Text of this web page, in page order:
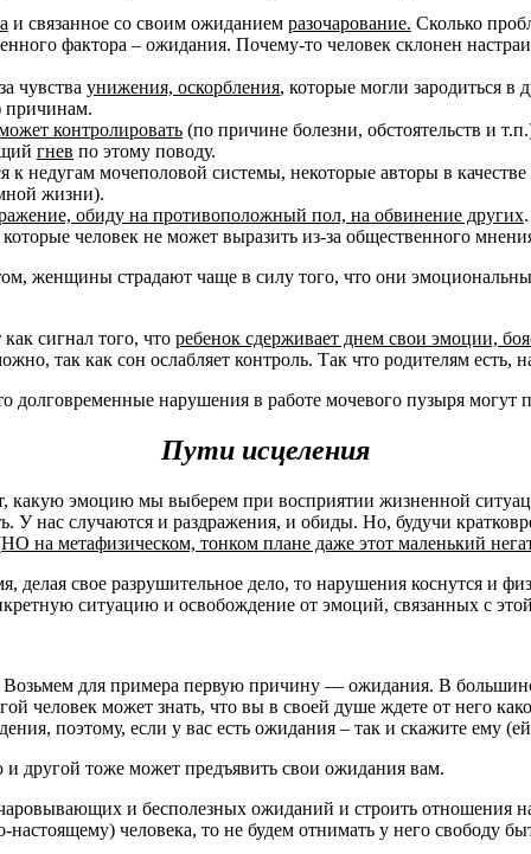
и связанное со своим ожиданием разочарование. Сколько
фактора – ожидания. Почему-то человек склонен
чувства унижения, оскорбления, которые могли зародиться в
причинам.
контролировать (по причине болезни, обстоятельств и
гнев по этому поводу.
к недугам мочеполовой системы, некоторые авторы в
жизни).
обиду на противоположный пол, на обвинение других.
человек не может выразить из-за общественного
женщины страдают чаще в силу того, что они
сигнал того, что ребенок сдерживает днем свои эмоции,
так как сон ослабляет контроль. Так что родителям есть,
нарушения в работе мочевого пузыря могут
Пути исцеления
какую эмоцию мы выберем при восприятии жизненной
У нас случаются и раздражения, и обиды. Но, будучи
НО на метафизическом, тонком плане даже этот маленький
свое разрушительное дело, то нарушения коснутся и
ситуацию и освобождение от эмоций, связанных с
Возьмем для примера первую причину — ожидания. В
человек может знать, что вы в своей душе ждете от него
поэтому, если у вас есть ожидания – так и скажите ему
другой тоже может предъявить свои ожидания вам.
и бесполезных ожиданий и строить
человека, то не будем отнимать у него свободу